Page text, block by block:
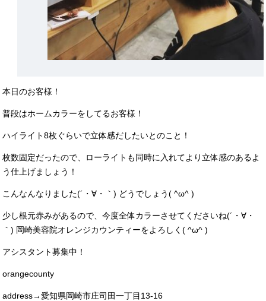
本日のお客様！
普段はホームカラーをしてるお客様！
ハイライト8枚ぐらいで立体感だしたいとのこと！
枚数固定だったので、ローライトも同時に入れてより立体感のあるよ
う仕上げましょう！
こんなんなりました(´・∀・｀) どうでしょう( ^ω^ )
少し根元赤みがあるので、今度全体カラーさせてくださいね(´・∀・
｀) 岡崎美容院オレンジカウンティーをよろしく( ^ω^ )
アシスタント募集中！
orangecounty
address→愛知県岡崎市庄司田一丁目13-16